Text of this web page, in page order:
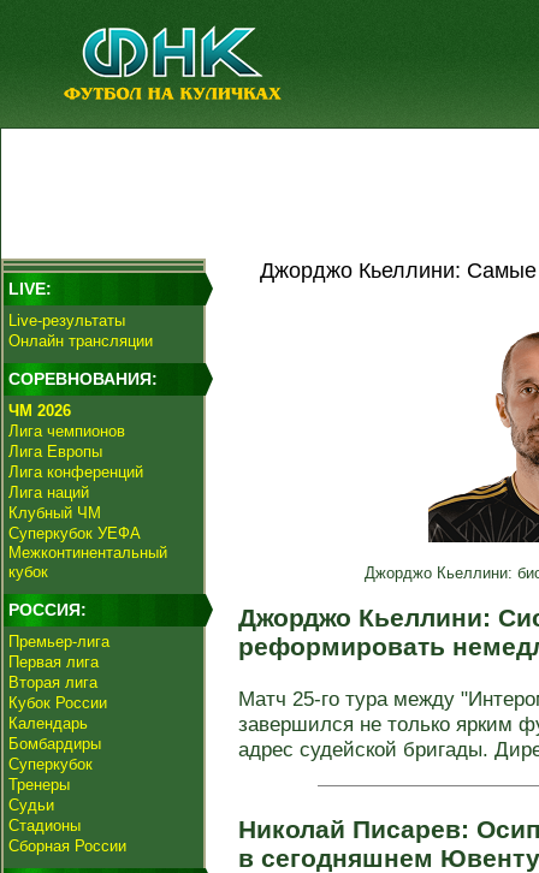
LIVE:
Live-результаты
Онлайн трансляции
СОРЕВНОВАНИЯ:
ЧМ 2026
Лига чемпионов
Лига Европы
Лига конференций
Лига наций
Клубный ЧМ
Суперкубок УЕФА
Межконтинентальный
кубок
РОССИЯ:
Премьер-лига
Первая лига
Вторая лига
Кубок России
Календарь
Бомбардиры
Суперкубок
Тренеры
Судьи
Стадионы
Сборная России
Джорджо Кьеллини: Самые
Джорджо Кьеллини:
Джорджо Кьеллини:
реформировать
Матч 25-го тура между
завершился не только ярким
адрес судейской бригады.
Николай Писарев:
в сегодняшнем